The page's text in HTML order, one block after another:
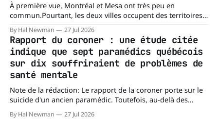
À première vue, Montréal et Mesa ont très peu en
commun.Pourtant, les deux villes occupent des territoires
comparables. Mesa, en Arizona, couvre environ 359 km²
(138,7 milles carrés), alors que l'île de Montréal s'étend sur
près de 499 km². La différence n'est
By Hal Newman 27 Jul 2026
Rapport du coroner : une étude citée
indique que sept paramédics québécois
sur dix souffriraient de problèmes de
santé mentale
Note de la rédaction: Le rapport de la coroner porte sur le
suicide d'un ancien paramédic. Toutefois, au-delà des
circonstances ayant mené à cette enquête, il s'intéresse à
une question plus large : les blessures psychologiques chez
By Hal Newman 27 Jul 2026